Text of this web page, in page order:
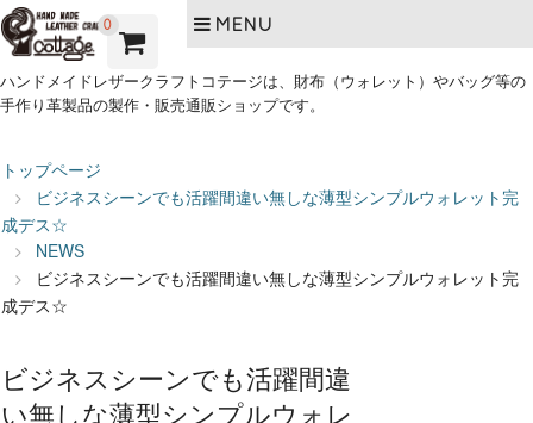
0 MENU
ハンドメイドレザークラフトコテージは、財布（ウォレット）やバッグ等の
手作り革製品の製作・販売通販ショップです。
トップページ
ビジネスシーンでも活躍間違い無しな薄型シンプルウォレット完
成デス☆
NEWS
ビジネスシーンでも活躍間違い無しな薄型シンプルウォレット完
成デス☆
ビジネスシーンでも活躍間違
い無しな薄型シンプルウォレ